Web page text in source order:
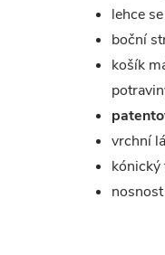
lehce
boční
košík
vrchní